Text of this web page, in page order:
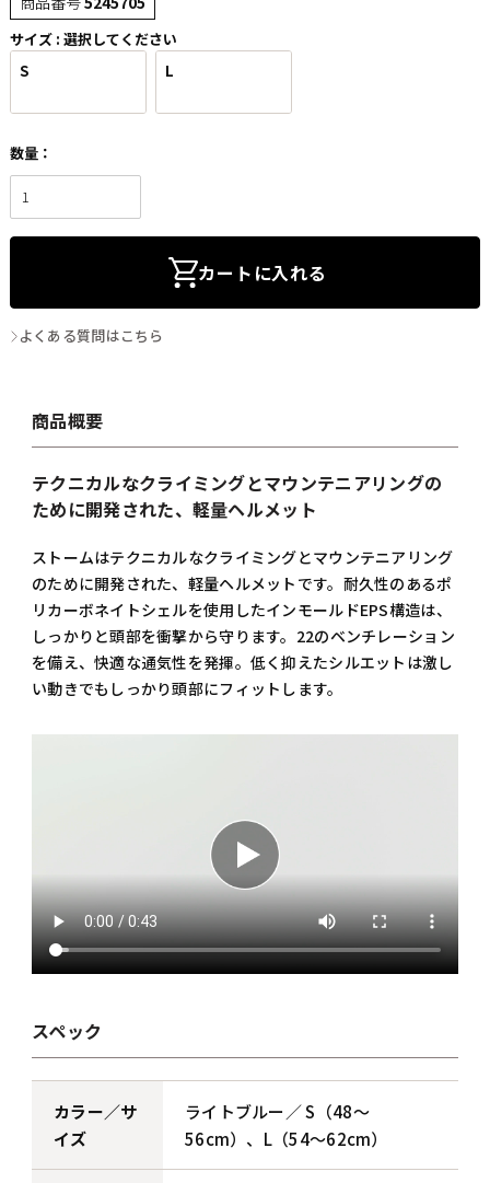
サイズ 選択してください
S
L
カートに入れる
よくある質問はこちら
商品概要
テクニカルなクライミングとマウンテニアリングの
ために開発された、軽量ヘルメット
ストームはテクニカルなクライミングとマウンテニアリング
のために開発された、軽量ヘルメットです。耐久性のあるポ
リカーボネイトシェルを使用したインモールドEPS構造は、
しっかりと頭部を衝撃から守ります。22のベンチレーション
を備え、快適な通気性を発揮。低く抑えたシルエットは激し
い動きでもしっかり頭部にフィットします。
スペック
カラー／サ
イズ
ライトブルー／ S（48～
56cm）、L（54～62cm）